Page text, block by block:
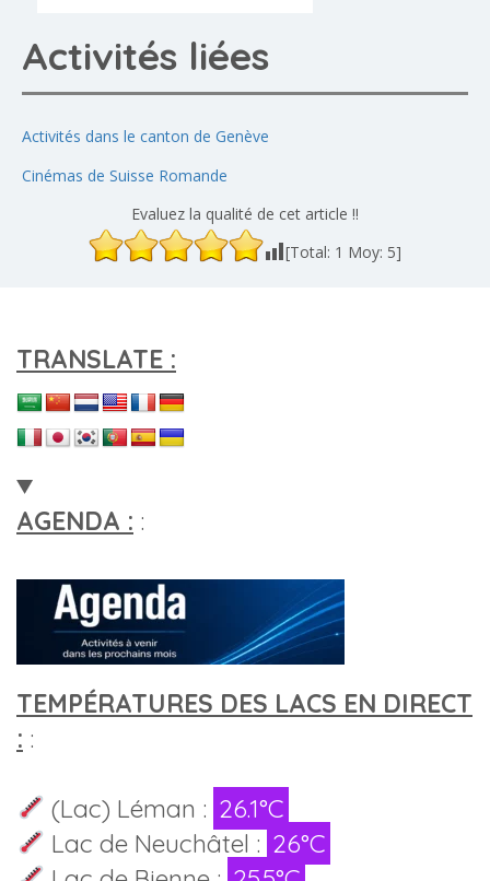
Activités liées
Activités dans le canton de Genève
Cinémas de Suisse Romande
Evaluez la qualité de cet article !!
[Total: 1 Moy: 5]
TRANSLATE :
AGENDA : :
TEMPÉRATURES DES LACS EN DIRECT
: :
(Lac) Léman : 26.1°C
Lac de Neuchâtel : 26°C